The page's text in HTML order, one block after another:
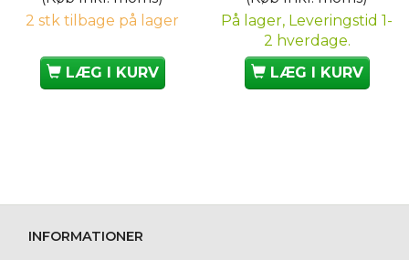
2 stk tilbage på lager
LÆG I KURV
På lager, Leveringstid 1-
2 hverdage.
LÆG I KURV
INFORMATIONER